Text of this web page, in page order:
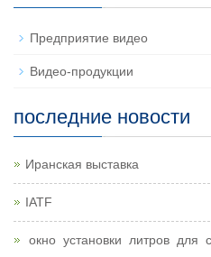
Предприятие видео
Видео-продукции
последние новости
Иранская выставка
IATF
окно установки литров для